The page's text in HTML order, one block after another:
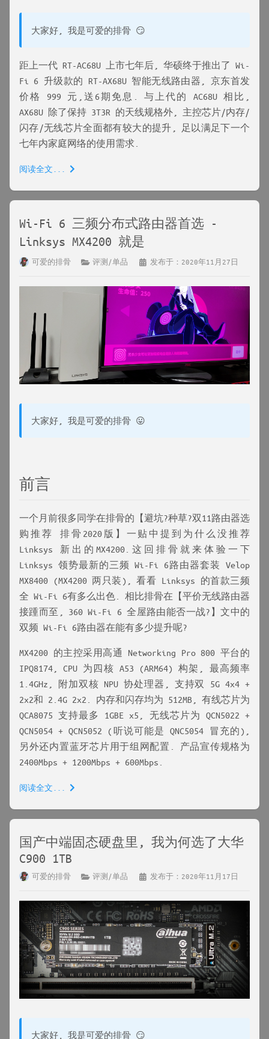
大家好, 我是可爱的排骨 😏
距上一代 RT-AC68U 上市七年后, 华硕终于推出了 Wi-
Fi 6 升级款的 RT-AX68U 智能无线路由器, 京东首发
价格 999 元,送6期免息. 与上代的 AC68U 相比,
AX68U 除了保持 3T3R 的天线规格外, 主控芯片/内存/
闪存/无线芯片全面都有较大的提升, 足以满足下一个
七年内家庭网络的使用需求.
阅读全文...
Wi-Fi 6 三频分布式路由器首选 -
Linksys MX4200 就是
可爱的排骨 评测/单品 发布于：2020年11月27日
大家好, 我是可爱的排骨 😛
前言
一个月前很多同学在排骨的【避坑?种草?双11路由器选
购推荐 排骨2020版】一贴中提到为什么没推荐
Linksys 新出的MX4200.这回排骨就来体验一下
Linksys 领势最新的三频 Wi-Fi 6路由器套装 Velop
MX8400 (MX4200 两只装), 看看 Linksys 的首款三频
全 Wi-Fi 6有多么出色. 相比排骨在【平价无线路由器
接踵而至, 360 Wi-Fi 6 全屋路由能否一战?】文中的
双频 Wi-Fi 6路由器在能有多少提升呢?
MX4200 的主控采用高通 Networking Pro 800 平台的
IPQ8174, CPU 为四核 A53 (ARM64) 构架, 最高频率
1.4GHz, 附加双核 NPU 协处理器, 支持双 5G 4x4 +
2x2和 2.4G 2x2. 内存和闪存均为 512MB, 有线芯片为
QCA8075 支持最多 1GBE x5, 无线芯片为 QCN5022 +
QCN5054 + QCN5052 (听说可能是 QNC5054 冒充的),
另外还内置蓝牙芯片用于组网配置. 产品宣传规格为
2400Mbps + 1200Mbps + 600Mbps.
阅读全文...
国产中端固态硬盘里, 我为何选了大华
C900 1TB
可爱的排骨 评测/单品 发布于：2020年11月17日
大家好, 我是可爱的排骨 😏